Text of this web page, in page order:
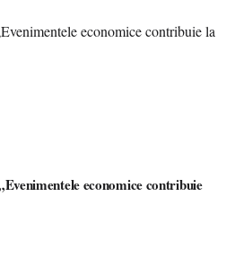
economice contribuie